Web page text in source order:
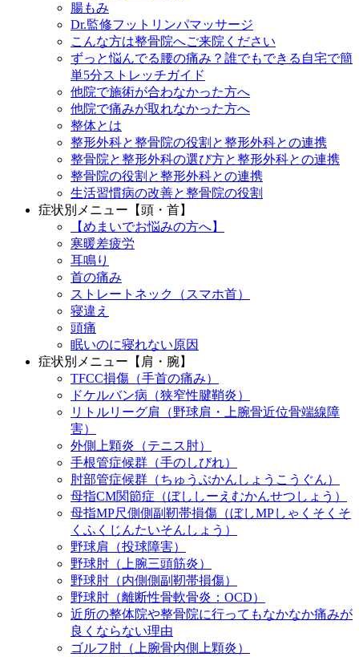
腸もみ
Dr.監修フットリンパマッサージ
こんな方は整骨院へご来院ください
ずっと悩んでる腰の痛み？誰でもできる自宅で簡
単5分ストレッチガイド
他院で施術が合わなかった方へ
他院で痛みが取れなかった方へ
整体とは
整形外科と整骨院の役割と整形外科との連携
整骨院と整形外科の選び方と整形外科との連携
整骨院の役割と整形外科との連携
生活習慣病の改善と整骨院の役割
症状別メニュー【頭・首】
【めまいでお悩みの方へ】
寒暖差疲労
耳鳴り
首の痛み
ストレートネック（スマホ首）
寝違え
頭痛
眠いのに寝れない原因
症状別メニュー【肩・腕】
TFCC損傷（手首の痛み）
ドケルバン病（狭窄性腱鞘炎）
リトルリーグ肩（野球肩・上腕骨近位骨端線障
害）
外側上顆炎（テニス肘）
手根管症候群（手のしびれ）
肘部管症候群（ちゅうぶかんしょうこうぐん）
母指CM関節症（ぼししーえむかんせつしょう）
母指MP尺側側副靭帯損傷（ぼしMPしゃくそくそ
くふくじんたいそんしょう）
野球肩（投球障害）
野球肘（上腕三頭筋炎）
野球肘（内側側副靭帯損傷）
野球肘（離断性骨軟骨炎：OCD）
近所の整体院や整骨院に行ってもなかなか痛みが
良くならない理由
ゴルフ肘（上腕骨内側上顆炎）